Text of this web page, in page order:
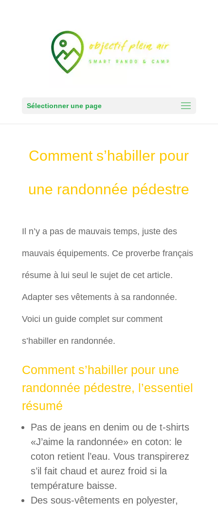
Sélectionner une page
Comment s’habiller pour
une randonnée pédestre
Il n’y a pas de mauvais temps, juste des
mauvais équipements. Ce proverbe français
résume à lui seul le sujet de cet article.
Adapter ses vêtements à sa randonnée.
Voici un guide complet sur comment
s’habiller en randonnée.
Comment s’habiller pour une
randonnée pédestre, l’essentiel
résumé
Pas de jeans en denim ou de t-shirts
«J’aime la randonnée» en coton: le
coton retient l’eau. Vous transpirerez
s’il fait chaud et aurez froid si la
température baisse.
Des sous-vêtements en polyester,